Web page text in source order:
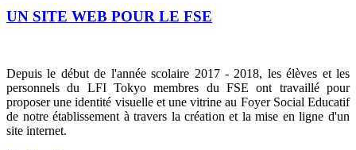
UN SITE WEB POUR LE FSE
Depuis le début de l'année scolaire 2017 - 2018, les élèves et les
personnels du LFI Tokyo membres du FSE ont travaillé pour
proposer une identité visuelle et une vitrine au Foyer Social Educatif
de notre établissement à travers la création et la mise en ligne d'un
site internet.